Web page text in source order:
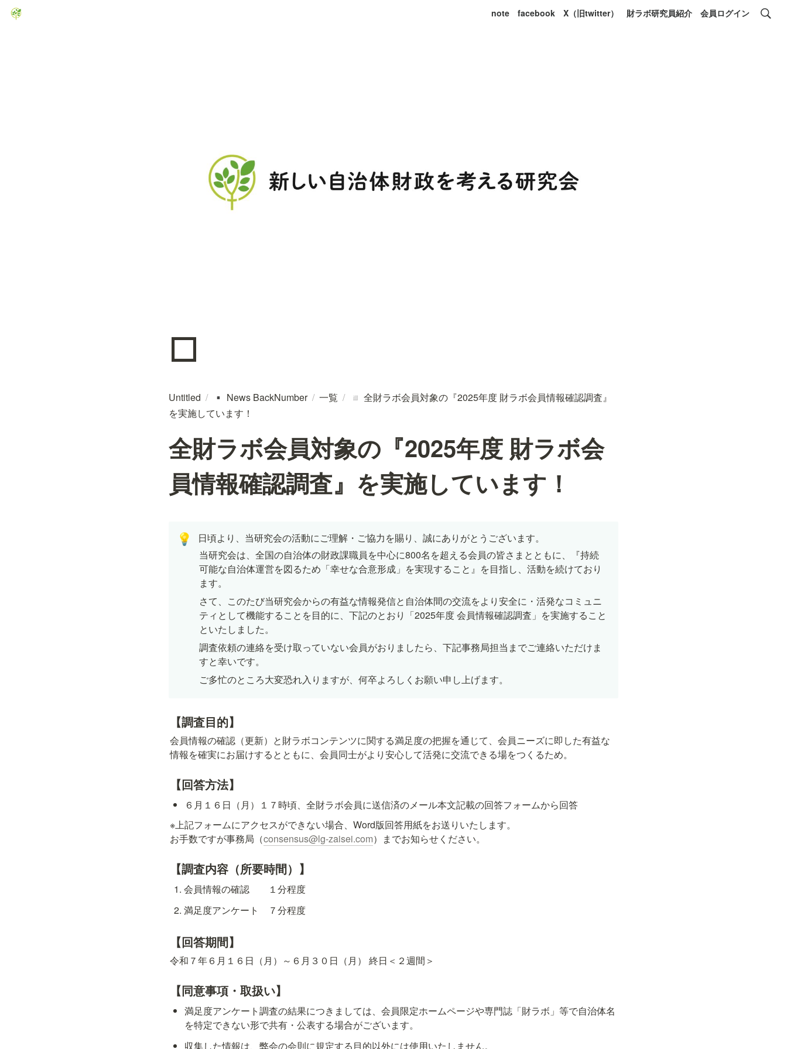
note facebook X（旧twitter） 財ラボ研究員紹介 会員ログイン
◽
Untitled / ▪️ News BackNumber / 一覧 / ◽ 全財ラボ会員対象の『2025年度 財ラボ会員情報確認調査』
を実施しています！
全財ラボ会員対象の『2025年度 財ラボ会
員情報確認調査』を実施しています！
💡
日頃より、当研究会の活動にご理解・ご協力を賜り、誠にありがとうございます。
当研究会は、全国の自治体の財政課職員を中心に800名を超える会員の皆さまとともに、『持続
可能な自治体運営を図るため「幸せな合意形成」を実現すること』を目指し、活動を続けており
ます。
さて、このたび当研究会からの有益な情報発信と自治体間の交流をより安全に・活発なコミュニ
ティとして機能することを目的に、下記のとおり「2025年度 会員情報確認調査」を実施すること
といたしました。
調査依頼の連絡を受け取っていない会員がおりましたら、下記事務局担当までご連絡いただけま
すと幸いです。
ご多忙のところ大変恐れ入りますが、何卒よろしくお願い申し上げます。
【調査目的】
会員情報の確認（更新）と財ラボコンテンツに関する満足度の把握を通じて、会員ニーズに即した有益な
情報を確実にお届けするとともに、会員同士がより安心して活発に交流できる場をつくるため。
【回答方法】
６月１６日（月）１７時頃、全財ラボ会員に送信済のメール本文記載の回答フォームから回答
※上記フォームにアクセスができない場合、Word版回答用紙をお送りいたします。
お手数ですが事務局（consensus@lg-zaisei.com）までお知らせください。
【調査内容（所要時間）】
会員情報の確認　　１分程度
満足度アンケート　７分程度
【回答期間】
令和７年６月１６日（月）～６月３０日（月） 終日＜２週間＞
【同意事項・取扱い】
満足度アンケート調査の結果につきましては、会員限定ホームページや専門誌「財ラボ」等で自治体名
を特定できない形で共有・公表する場合がございます。
収集した情報は、弊会の会則に規定する目的以外には使用いたしません。